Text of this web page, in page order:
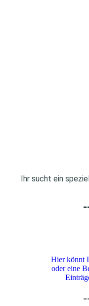
Ihr sucht ein
Hier könnt
oder eine